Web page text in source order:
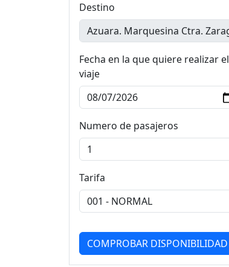
Destino
Fecha en la que quiere realizar el
viaje
Numero de pasajeros
Tarifa
COMPROBAR DISPONIBILIDAD